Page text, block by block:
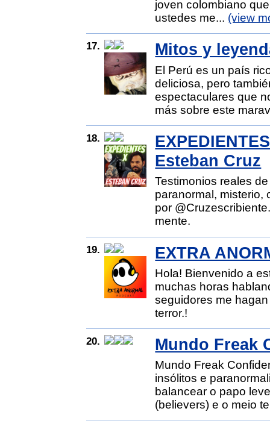
joven colombiano
ustedes me... (view
17. Mitos y
El Perú es un país
deliciosa, pero
espectaculares que
más sobre este
18.
Esteban Cruz
Testimonios reales
paranormal, misterio,
por
mente.
19. EXTRA
Hola! Bienvenido a
muchas horas
seguidores me
terror.!
20. Mundo Freak
Mundo Freak
insólitos e
balancear o papo
(believers) e o meio